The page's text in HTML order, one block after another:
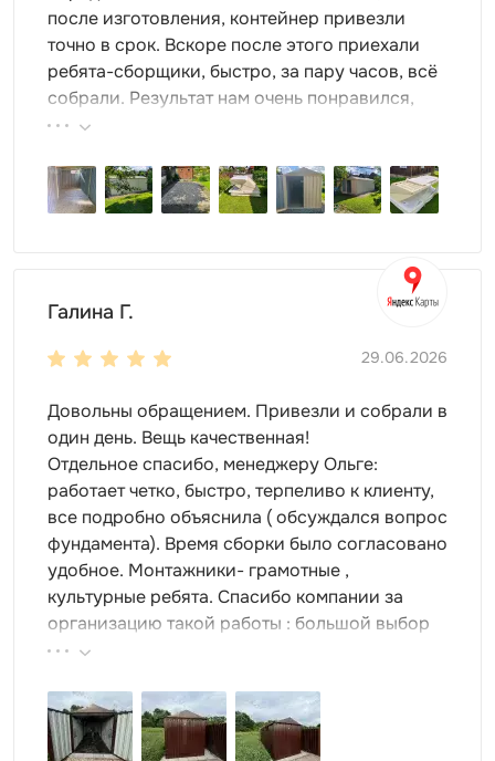
иллюстрации);
принты «под дерево» – от ярких до более
сдержанных;
классические модели из оцинкованного металла;
цвета по каталогу RAL;
оттенками и текстурами.
Стоимость дровницы для дачи зависит от нескольких
факторов, в частности, габаритов и комплектации.
Какие еще особенности есть у металлических
дровниц для дачи:
Длина конструкции
Тип крыши
Стены
Пол
после изготовления, контейнер привезли
точно в срок. Вскоре после этого приехали
ребята-сборщики, быстро, за пару часов, всё
собрали. Результат нам очень понравился,
поэтому всем советуем эту фирму.
Галина Г.
29.06.2026
Довольны обращением. Привезли и собрали в
один день. Вещь качественная!
Отдельное спасибо, менеджеру Ольге:
работает четко, быстро, терпеливо к клиенту,
все подробно объяснила ( обсуждался вопрос
фундамента). Время сборки было согласовано
удобное. Монтажники- грамотные ,
культурные ребята. Спасибо компании за
организацию такой работы : большой выбор
продукции, реальные цены.